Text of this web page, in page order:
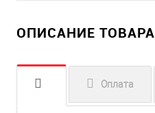
ОПИСАНИЕ ТОВАРА
Оплата